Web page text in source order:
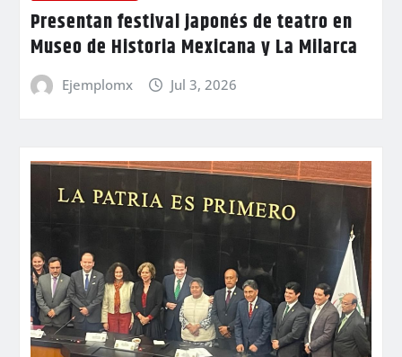
Presentan festival japonés de teatro en
Museo de Historia Mexicana y La Milarca
Ejemplomx Jul 3, 2026